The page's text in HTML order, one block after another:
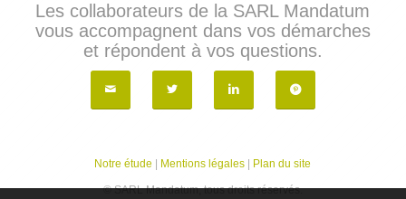
Les collaborateurs de la SARL Mandatum
vous accompagnent dans vos démarches
et répondent à vos questions.
Notre étude Mentions légales Plan du site
© SARL Mandatum, tous droits réservés.